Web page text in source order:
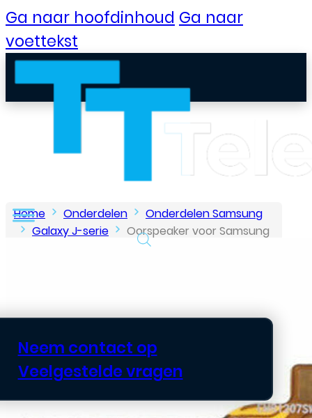
Ga naar hoofdinhoud Ga naar
voettekst
Neem contact op
Veelgestelde vragen
Home Onderdelen
Onderdelen Samsung
Galaxy J-serie
Oorspeaker voor Samsung